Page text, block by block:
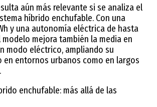
aún más relevante si se analiza el
híbrido enchufable. Con una
y una autonomía eléctrica de hasta
modelo mejora también la media en
modo eléctrico, ampliando su
entornos urbanos como en largos
enchufable: más allá de las